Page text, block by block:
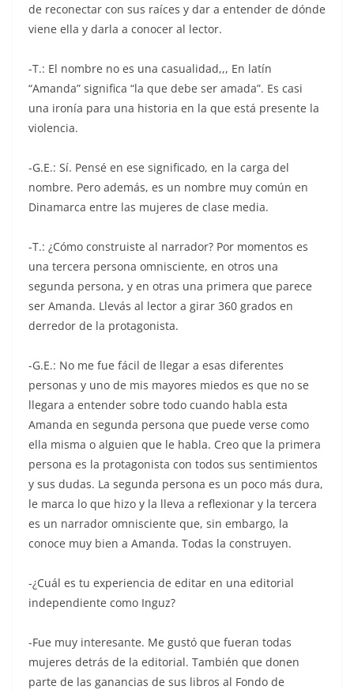
de reconectar con sus raíces y dar a entender de dónde
viene ella y darla a conocer al lector.
-T.: El nombre no es una casualidad,,, En latín
“Amanda” significa “la que debe ser amada”. Es casi
una ironía para una historia en la que está presente la
violencia.
-G.E.: Sí. Pensé en ese significado, en la carga del
nombre. Pero además, es un nombre muy común en
Dinamarca entre las mujeres de clase media.
-T.: ¿Cómo construiste al narrador? Por momentos es
una tercera persona omnisciente, en otros una
segunda persona, y en otras una primera que parece
ser Amanda. Llevás al lector a girar 360 grados en
derredor de la protagonista.
-G.E.: No me fue fácil de llegar a esas diferentes
personas y uno de mis mayores miedos es que no se
llegara a entender sobre todo cuando habla esta
Amanda en segunda persona que puede verse como
ella misma o alguien que le habla. Creo que la primera
persona es la protagonista con todos sus sentimientos
y sus dudas. La segunda persona es un poco más dura,
le marca lo que hizo y la lleva a reflexionar y la tercera
es un narrador omnisciente que, sin embargo, la
conoce muy bien a Amanda. Todas la construyen.
-¿Cuál es tu experiencia de editar en una editorial
independiente como Inguz?
-Fue muy interesante. Me gustó que fueran todas
mujeres detrás de la editorial. También que donen
parte de las ganancias de sus libros al Fondo de